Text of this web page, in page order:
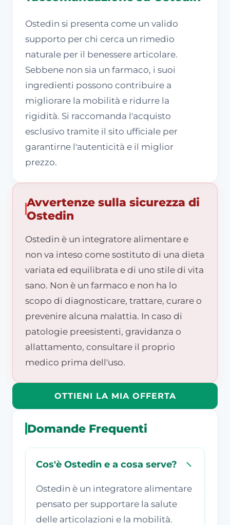
Ostedin si presenta come un valido
supporto per chi cerca un rimedio
naturale per il benessere articolare.
Sebbene non sia un farmaco, i suoi
ingredienti possono contribuire a
migliorare la mobilità e ridurre la
rigidità. Si raccomanda l'acquisto
esclusivo tramite il sito ufficiale per
garantirne l'autenticità e il miglior
prezzo.
Avvertenze sulla sicurezza di
Ostedin
Ostedin è un integratore alimentare e
non va inteso come sostituto di una dieta
variata ed equilibrata e di uno stile di vita
sano. Non è un farmaco e non ha lo
scopo di diagnosticare, trattare, curare o
prevenire alcuna malattia. In caso di
patologie preesistenti, gravidanza o
allattamento, consultare il proprio
medico prima dell'uso.
OTTIENI LA MIA OFFERTA
Domande Frequenti
Cos'è Ostedin e a cosa serve?
Ostedin è un integratore alimentare
pensato per supportare la salute
delle articolazioni e la mobilità.